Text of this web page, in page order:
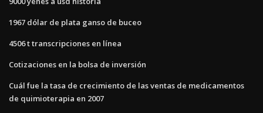
1967 dólar de plata ganso de buceo
4506 t transcripciones en línea
Cotizaciones en la bolsa de inversión
Cuál fue la tasa de crecimiento de las ventas de medicamentos
de quimioterapia en 2007